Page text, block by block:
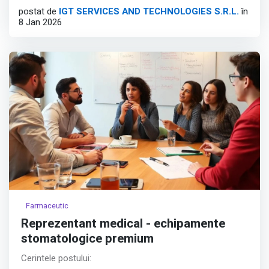
Travel and High-Growth Tech sectors.
Position Overview:
Afișează tot
postat de IGT SERVICES AND TECHNOLOGIES S.R.L. în
8 Jan 2026
Farmaceutic
Reprezentant medical - echipamente
stomatologice premium
Cerintele postului: